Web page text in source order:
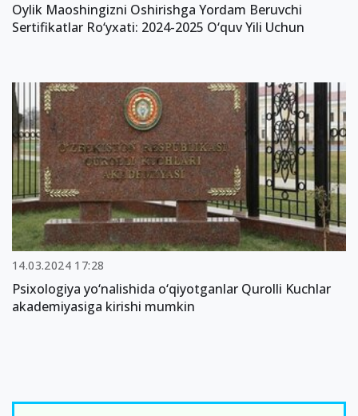
Oylik Maoshingizni Oshirishga Yordam Beruvchi
Sertifikatlar Ro‘yxati: 2024-2025 O‘quv Yili Uchun
14.03.2024 17:28
Psixologiya yo‘nalishida o‘qiyotganlar Qurolli Kuchlar
akademiyasiga kirishi mumkin